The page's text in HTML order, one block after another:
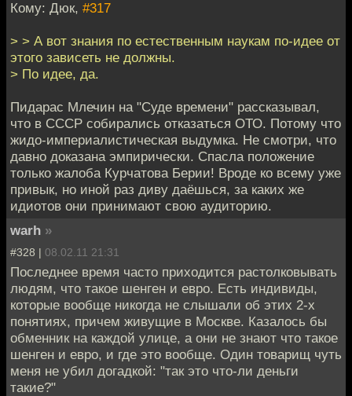
Кому: Дюк, #317
> > А вот знания по естественным наукам по-идее от
этого зависеть не должны.
> По идее, да.
Пидарас Млечин на "Суде времени" рассказывал,
что в СССР собирались отказаться ОТО. Потому что
жидо-империалистическая выдумка. Не смотри, что
давно доказана эмпирически. Спасла положение
только жалоба Курчатова Берии! Вроде ко всему уже
привык, но иной раз диву даёшься, за каких же
идиотов они принимают свою аудиторию.
warh »
#328 | 08.02.11 21:31
Последнее время часто приходится растолковывать
людям, что такое шенген и евро. Есть индивиды,
которые вообще никогда не слышали об этих 2-х
понятиях, причем живущие в Москве. Казалось бы
обменник на каждой улице, а они не знают что такое
шенген и евро, и где это вообще. Один товарищ чуть
меня не убил догадкой: "так это что-ли деньги
такие?"